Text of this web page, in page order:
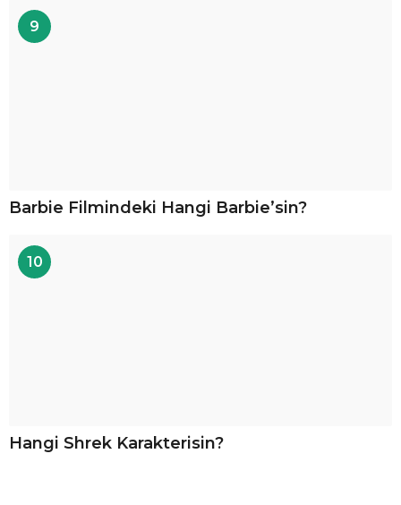
9
Barbie Filmindeki Hangi Barbie’sin?
10
Hangi Shrek Karakterisin?